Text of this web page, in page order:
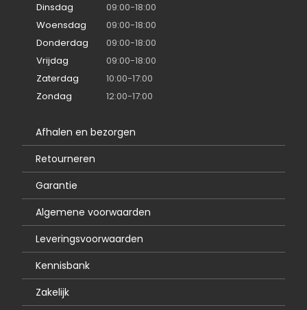
Dinsdag
09:00-18:00
Woensdag
09:00-18:00
Donderdag
09:00-18:00
Vrijdag
09:00-18:00
Zaterdag
10:00-17:00
Zondag
12:00-17:00
Afhalen en bezorgen
Retourneren
Garantie
Algemene voorwaarden
Leveringsvoorwaarden
Kennisbank
Zakelijk